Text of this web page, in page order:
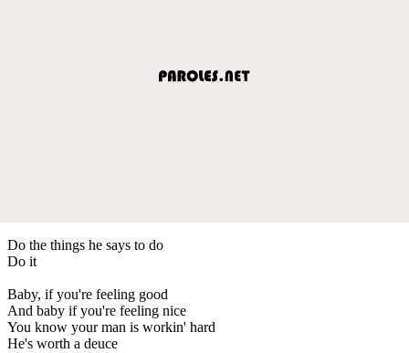
Do the things he says to do
Do it
Baby, if you're feeling good
And baby if you're feeling nice
You know your man is workin' hard
He's worth a deuce